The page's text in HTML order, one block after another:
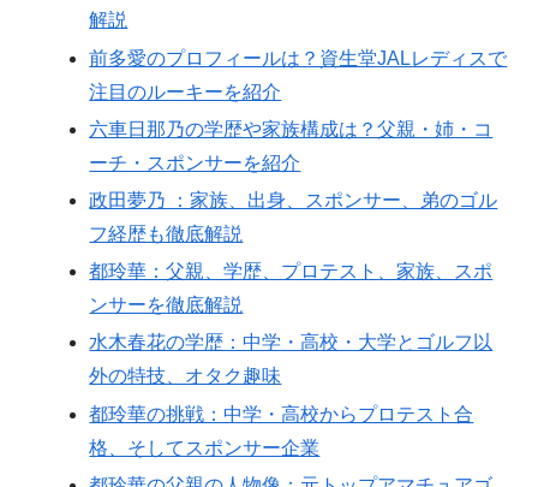
解説
前多愛のプロフィールは？資生堂JALレディスで
注目のルーキーを紹介
六車日那乃の学歴や家族構成は？父親・姉・コ
ーチ・スポンサーを紹介
政田夢乃 ：家族、出身、スポンサー、弟のゴル
フ経歴も徹底解説
都玲華：父親、学歴、プロテスト、家族、スポ
ンサーを徹底解説
水木春花の学歴：中学・高校・大学とゴルフ以
外の特技、オタク趣味
都玲華の挑戦：中学・高校からプロテスト合
格、そしてスポンサー企業